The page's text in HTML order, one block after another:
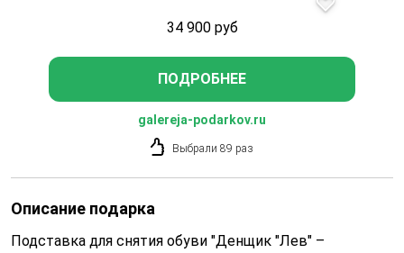
34 900 руб
ПОДРОБНЕЕ
galereja-podarkov.ru
Выбрали 89 раз
Описание подарка
Подставка для снятия обуви "Денщик "Лев" –